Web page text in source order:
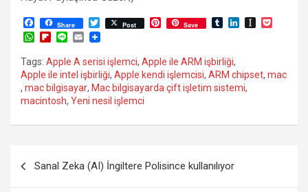
F
b
o
o
k
Share
T
w
i
t
e
r
Post
P
e
r
e
Save
T
b
l
r
L
d
I
p
t
W
a
t
s
A
p
F
i
p
b
o
a
d
L
n
e
E
a
i
l
Tags: Apple A serisi işlemci, Apple ile ARM işbirliği,
Apple ile intel işbirliği, Apple kendi işlemcisi, ARM chipset, mac
, mac bilgisayar, Mac bilgisayarda çift işletim sistemi,
macintosh, Yeni nesil işlemci
gezinmesi
Sanal Zeka (AI) İngiltere Polisince kullanılıyor